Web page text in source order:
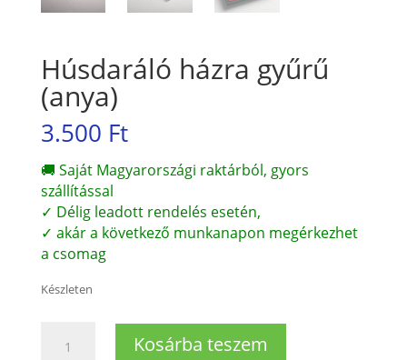
Húsdaráló házra gyűrű
(anya)
3.500 Ft
🚚 Saját Magyarországi raktárból, gyors
szállítással
✓ Délig leadott rendelés esetén,
✓ akár a következő munkanapon megérkezhet
a csomag
Készleten
házra
Kosárba teszem